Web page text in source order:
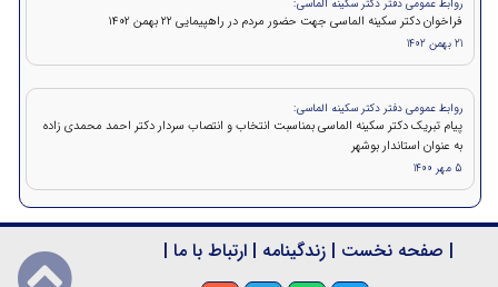
روابط عمومی دفتر دکتر سکینه الماسی:
فراخوان دکتر سکینه الماسی جهت حضور مردم در راهپیمایی ۲۲ بهمن 1402
21 بهمن 1402
روابط عمومی دفتر دکتر سکینه الماسی:
پیام تبریک دکتر سکینه الماسی بمناسبت انتخاب و انتصاب سردار دکتر احمد محمدی زاده
به عنوان استاندار بوشهر
5 مهر 1400
| صفحه نخست | زندگینامه | ارتباط با ما |